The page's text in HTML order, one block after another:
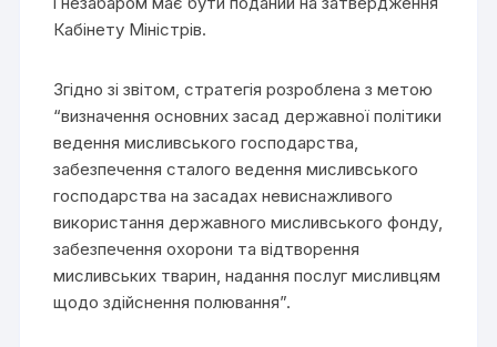
Кабінету Міністрів.
Згідно зі звітом, стратегія розроблена з метою
“визначення основних засад державної політики
ведення мисливського господарства,
забезпечення сталого ведення мисливського
господарства на засадах невиснажливого
використання державного мисливського фонду,
забезпечення охорони та відтворення
мисливських тварин, надання послуг мисливцям
щодо здійснення полювання”.